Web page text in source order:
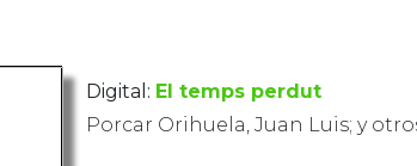
Digital: El temps perdut
Porcar Orihuela, Juan Luis; y